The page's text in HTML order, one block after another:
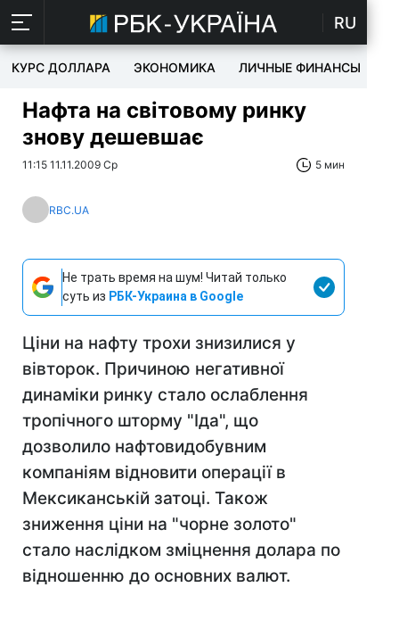
RU
КУРС ДОЛЛАРА ЭКОНОМИКА ЛИЧНЫЕ ФИНАНСЫ
Нафта на світовому ринку
знову дешевшає
11:15 11.11.2009 Ср 5 мин
RBC.UA
Не трать время на шум! Читай только
суть из РБК-Украина в Google
Ціни на нафту трохи знизилися у
вівторок. Причиною негативної
динаміки ринку стало ослаблення
тропічного шторму "Іда", що
дозволило нафтовидобувним
компаніям відновити операції в
Мексиканській затоці. Також
зниження ціни на "чорне золото"
стало наслідком зміцнення долара по
відношенню до основних валют.